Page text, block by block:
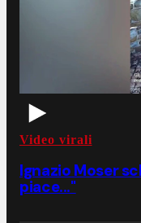
Video virali
Ignazio Moser
piace..."